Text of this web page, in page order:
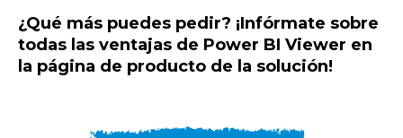
¿Qué más puedes pedir? ¡Infórmate sobre
todas las ventajas de Power BI Viewer en
la página de producto de la solución!